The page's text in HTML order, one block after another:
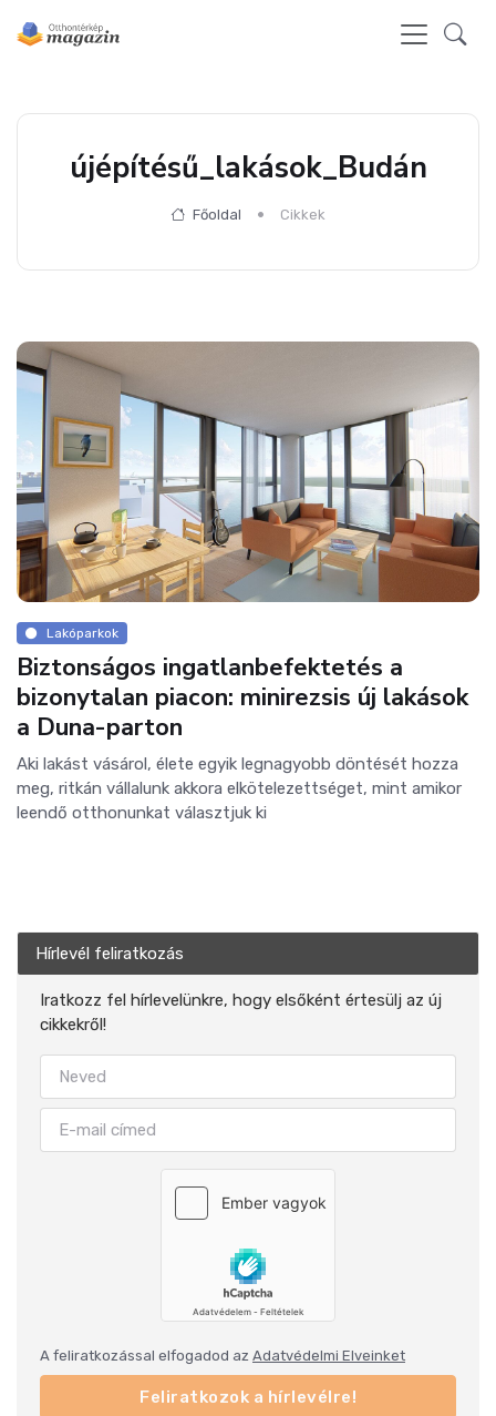
újépítésű_lakások_Budán
Főoldal Cikkek
Lakóparkok
Biztonságos ingatlanbefektetés a
bizonytalan piacon: minirezsis új lakások
a Duna-parton
Aki lakást vásárol, élete egyik legnagyobb döntését hozza
meg, ritkán vállalunk akkora elkötelezettséget, mint amikor
leendő otthonunkat választjuk ki
Hírlevél feliratkozás
Iratkozz fel hírlevelünkre, hogy elsőként értesülj az új
cikkekről!
A feliratkozással elfogadod az Adatvédelmi Elveinket
Feliratkozok a hírlevélre!